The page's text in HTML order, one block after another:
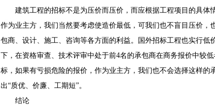
建筑工程的招标不是为压价而压价，而应根据工程项目的具体
作为业主方，我们当然要考虑使造价最低，可我们也不盲目压价，
包商、设计、施工、咨询等各方面的利益。国外招标工程也实行低
下，在资格审查、技术评审中处于前4名的承包商在商务报价中较
标，如果有亏损危险的报价，作为业主方，我们也不会选择这样的
出“质优、价廉、工期短”。
结论